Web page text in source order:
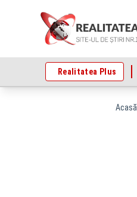
Realitatea Plus
Acasă